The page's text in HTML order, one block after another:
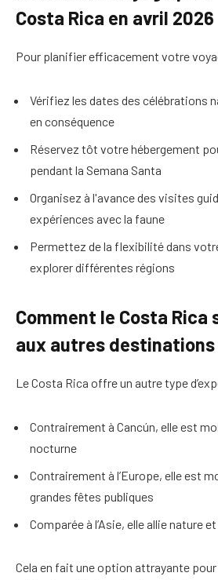
Costa Rica en avril 2026
Pour planifier efficacement votre
Vérifiez les dates des célébrations
en conséquence
Réservez tôt votre hébergement
pendant la Semana Santa
Organisez à l'avance des visites
expériences avec la faune
Permettez de la flexibilité dans
explorer différentes régions
Comment le Costa Rica
aux autres
Le Costa Rica offre un autre type
Contrairement à Cancún, elle est
nocturne
Contrairement à l’Europe, elle est
grandes fêtes publiques
Comparée à l’Asie, elle allie nature
Cela en fait une option attrayante pour